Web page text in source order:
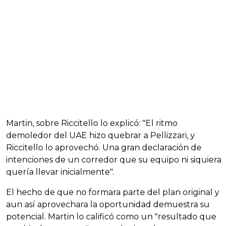
Martin, sobre Riccitello lo explicó: "El ritmo
demoledor del UAE hizo quebrar a Pellizzari, y
Riccitello lo aprovechó. Una gran declaración de
intenciones de un corredor que su equipo ni siquiera
quería llevar inicialmente".
El hecho de que no formara parte del plan original y
aun así aprovechara la oportunidad demuestra su
potencial. Martin lo calificó como un "resultado que